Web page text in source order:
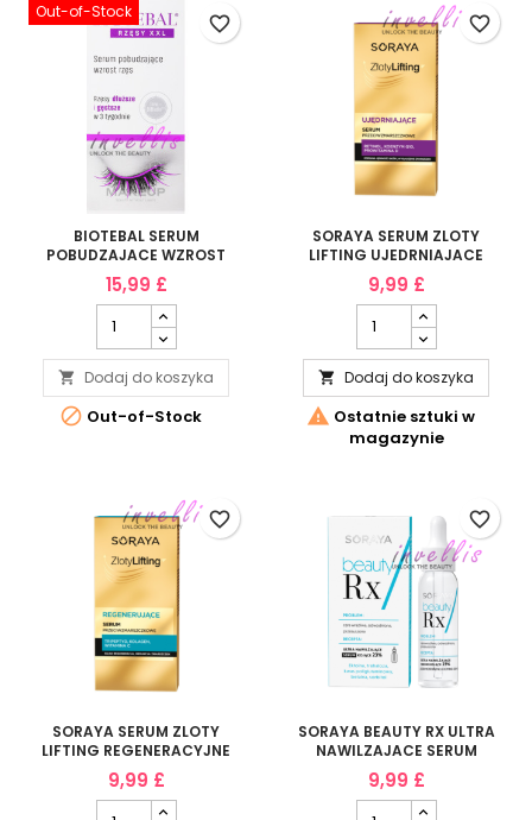
Out-of-Stock
BIOTEBAL SERUM
POBUDZAJACE WZROST
RZES XXL 3ML
15,99 £
 Dodaj do koszyka
 Out-of-Stock
favorite_border
SORAYA SERUM ZLOTY
LIFTING UJEDRNIAJACE
SERUM
PRZECIWZMARSZCZKOWE
30ML
9,99 £
 Dodaj do koszyka
 Ostatnie sztuki w
magazynie
favorite_border
SORAYA SERUM ZLOTY
LIFTING REGENERACYJNE
SERUM
PRZECIWZMARSZCZKOWE
30ML
9,99 £
favorite_border
SORAYA BEAUTY RX ULTRA
NAWILZAJACE SERUM
KOJACE 23% 30ML
9,99 £
favorite_border